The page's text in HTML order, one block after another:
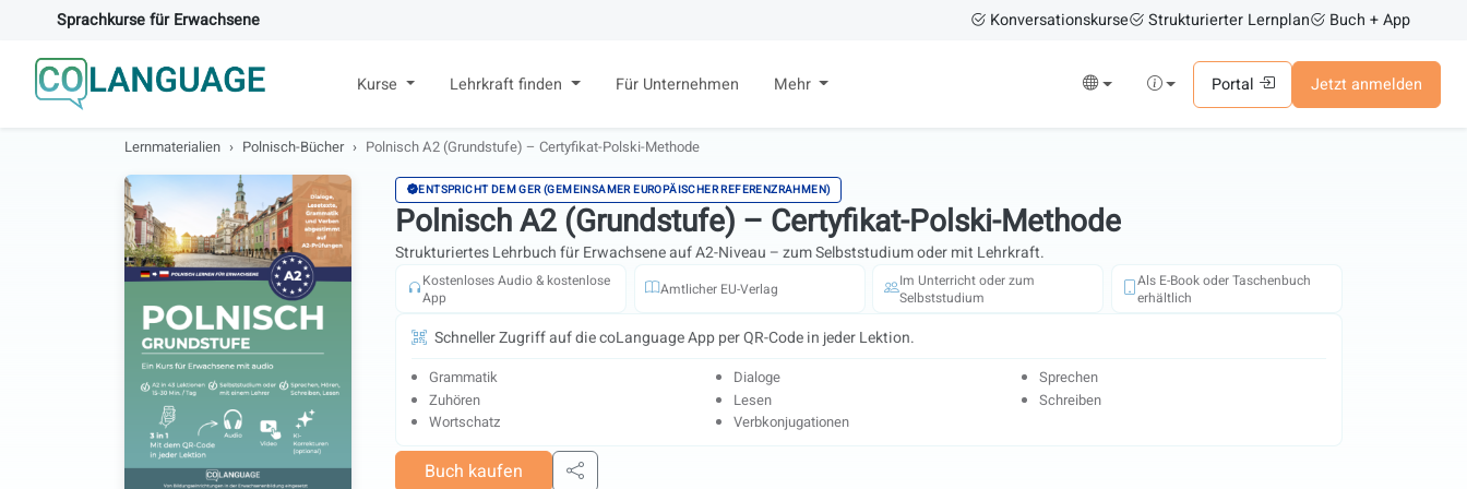
Sprachkurse für Erwachsene Konversationskurse Strukturierter Lernplan Buch + App
Portal Jetzt anmelden
Kurse Lehrkraft finden Für Unternehmen Mehr
Lernmaterialien Polnisch-Bücher Polnisch A2 (Grundstufe) – Certyfikat-Polski-Methode
ENTSPRICHT DEM GER (GEMEINSAMER EUROPÄISCHER REFERENZRAHMEN)
Polnisch A2 (Grundstufe) – Certyfikat-Polski-Methode
Strukturiertes Lehrbuch für Erwachsene auf A2-Niveau – zum Selbststudium oder mit Lehrkraft.
Kostenloses Audio & kostenlose
App
Amtlicher EU-Verlag
Im Unterricht oder zum
Selbststudium
Als E-Book oder Taschenbuch
erhältlich
Schneller Zugriff auf die coLanguage App per QR-Code in jeder Lektion.
Grammatik Dialoge
Sprechen
Zuhören
Lesen
Schreiben
Wortschatz
Verbkonjugationen
Buch kaufen